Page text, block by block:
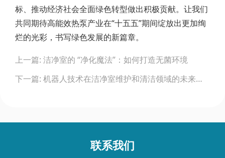
标、推动经济社会全面绿色转型做出积极贡献。让我们
共同期待高能效热泵产业在“十五五”期间绽放出更加绚
烂的光彩，书写绿色发展的新篇章。
navigation
上一篇: 洁净室的 “净化魔法”：如何打造无菌环境
下一篇: 机器人技术在洁净室维护和清洁领域的未来发展方向
联系我们